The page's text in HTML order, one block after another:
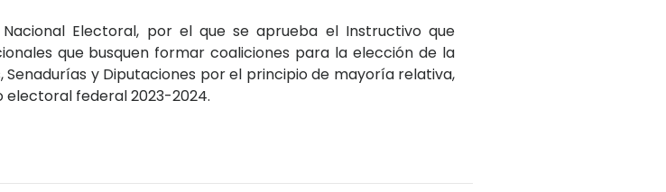
Electoral, por el que se aprueba el Instructivo que
que busquen formar coaliciones para la elección de la
Senadurías y Diputaciones por el principio de mayoría relativa,
electoral federal 2023-2024.